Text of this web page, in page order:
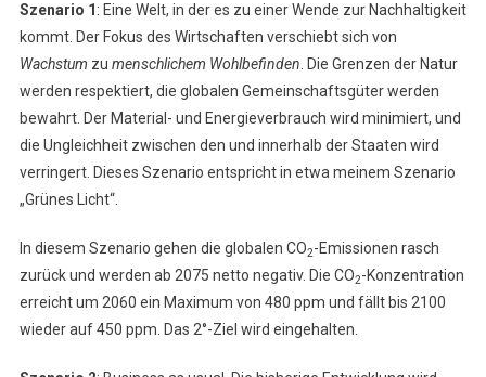
Szenario 1 : Eine Welt, in der es zu einer Wende zur Nachhaltigkeit
kommt. Der Fokus des Wirtschaften verschiebt sich von
Wachstum zu menschlichem Wohlbefinden . Die Grenzen der Natur
werden respektiert, die globalen Gemeinschaftsgüter werden
bewahrt. Der Material- und Energieverbrauch wird minimiert, und
die Ungleichheit zwischen den und innerhalb der Staaten wird
verringert. Dieses Szenario entspricht in etwa meinem Szenario
„Grünes Licht“.
In diesem Szenario gehen die globalen CO2-Emissionen rasch
zurück und werden ab 2075 netto negativ. Die CO2-Konzentration
erreicht um 2060 ein Maximum von 480 ppm und fällt bis 2100
wieder auf 450 ppm. Das 2°-Ziel wird eingehalten.